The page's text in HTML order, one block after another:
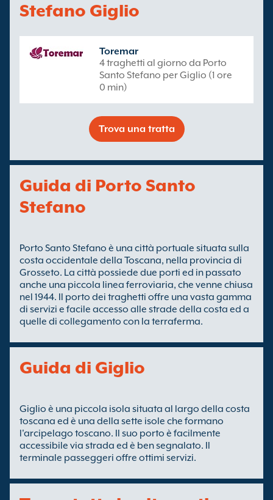
Stefano Giglio
Toremar
4 traghetti al giorno da Porto
Santo Stefano per Giglio (1 ore
0 min)
Trova una tratta
Guida di Porto Santo
Stefano
Porto Santo Stefano è una città portuale situata sulla
costa occidentale della Toscana, nella provincia di
Grosseto. La città possiede due porti ed in passato
anche una piccola linea ferroviaria, che venne chiusa
nel 1944. Il porto dei traghetti offre una vasta gamma
di servizi e facile accesso alle strade della costa ed a
quelle di collegamento con la terraferma.
Guida di Giglio
Giglio è una piccola isola situata al largo della costa
toscana ed è una della sette isole che formano
l'arcipelago toscano. Il suo porto è facilmente
accessibile via strada ed è ben segnalato. Il
terminale passeggeri offre ottimi servizi.